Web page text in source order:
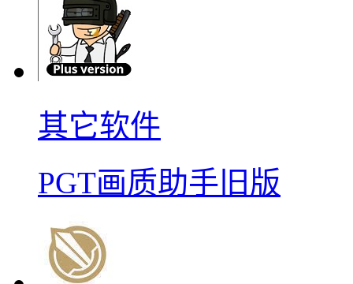
其它软件
PGT画质助手旧版